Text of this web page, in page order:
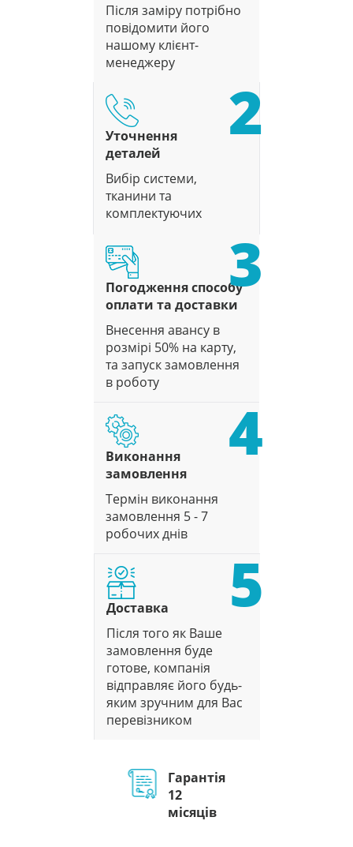
Після заміру потрібно
повідомити його
нашому клієнт-
менеджеру
2
Уточнення
деталей
Вибір системи,
тканини та
комплектуючих
3
Погодження способу
оплати та доставки
Внесення авансу в
розмірі 50% на карту,
та запуск замовлення
в роботу
4
Виконання
замовлення
Термін виконання
замовлення 5 - 7
робочих днів
5
Доставка
Після того як Ваше
замовлення буде
готове, компанія
відправляє його будь-
яким зручним для Вас
перевізником
Гарантія
12
місяців